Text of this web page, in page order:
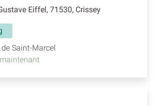
Eiffel, 71530, Crissey
Saint-Marcel